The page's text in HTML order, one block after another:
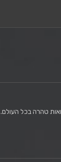
טהרה בכל העולם.